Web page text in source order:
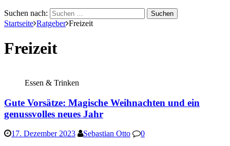
Suchen nach:
Startseite Ratgeber Freizeit
Freizeit
Essen & Trinken
Gute Vorsätze: Magische Weihnachten und ein
genussvolles neues Jahr
17. Dezember 2023 Sebastian Otto
0